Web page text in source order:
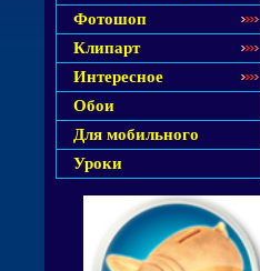
Фотошоп
Клипарт
Интересное
Обои
Для мобильного
Уроки